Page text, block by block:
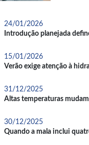
24/01/2026
Introdução planejada
15/01/2026
Verão exige atenção à
31/12/2025
Altas temperaturas
30/12/2025
Quando a mala inclui